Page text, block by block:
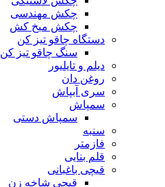
چکش مهندسی
چکش میخ کش
دستگاه چاقو تیز کن
سنگ چاقو تیز کن
دیلم و تایلیور
روغن دان
سری آبپاش
سمپاش
سمپاش دستی
سنبه
فازمتر
قلم بنایی
قیچی باغبانی
قیچی شاخه زن